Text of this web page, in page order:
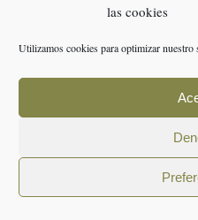
las cookies
Utilizamos cookies para optimizar
POLÍTICA DE COOKIES (UE)
AVISO LEGAL
POLÍTICA DE PRIVACIDAD